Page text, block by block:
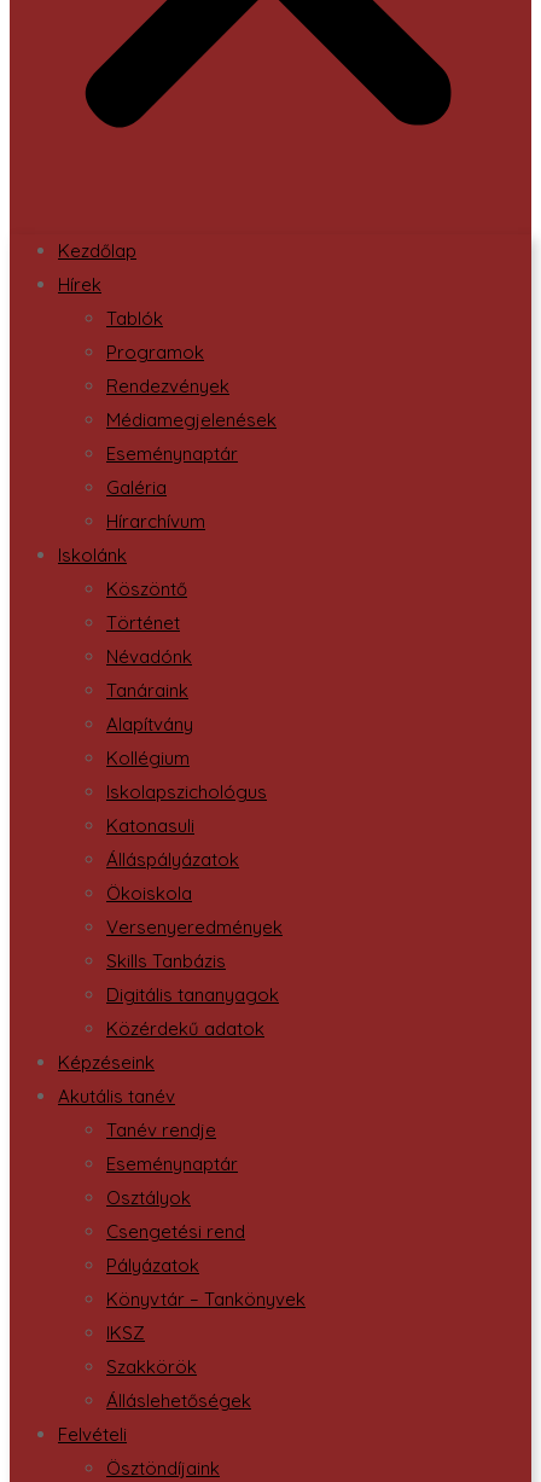
Kezdőlap
Hírek
Tablók
Programok
Rendezvények
Médiamegjelenések
Eseménynaptár
Galéria
Hírarchívum
Iskolánk
Köszöntő
Történet
Névadónk
Tanáraink
Alapítvány
Kollégium
Iskolapszichológus
Katonasuli
Álláspályázatok
Ökoiskola
Versenyeredmények
Skills Tanbázis
Digitális tananyagok
Közérdekű adatok
Képzéseink
Akutális tanév
Tanév rendje
Eseménynaptár
Osztályok
Csengetési rend
Pályázatok
Könyvtár – Tankönyvek
IKSZ
Szakkörök
Álláslehetőségek
Felvételi
Ösztöndíjaink